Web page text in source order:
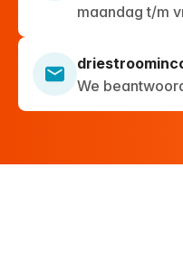
maandag t/m
We